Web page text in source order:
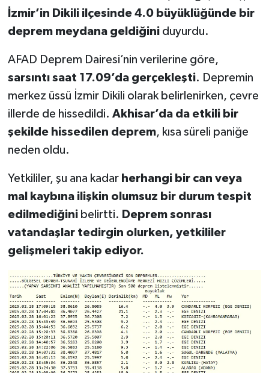
İzmir’in Dikili ilçesinde 4.0 büyüklüğünde bir
deprem meydana geldiğiniduyurdu.
AFAD Deprem Dairesi’nin verilerine göre,
sarsıntı saat 17.09’da gerçekleşti. Depremin
merkez üssü İzmir Dikili olarak belirlenirken, çevre
illerde de hissedildi. Akhisar’da da etkili bir
şekilde hissedilen deprem, kısa süreli paniğe
neden oldu.
Yetkililer, şu ana kadar herhangi bir can veya
mal kaybına ilişkin olumsuz bir durum tespit
edilmediğinibelirtti. Deprem sonrası
vatandaşlar tedirgin olurken, yetkililer
gelişmeleri takip ediyor.
Akhisar Emlak
Ülke
Etiketler